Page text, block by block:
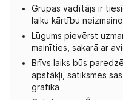
Grupas vadītājs ir
laiku kārtību
Lūgums pievērst
mainīties, sakarā ar
Brīvs laiks būs
apstākļi, satiksmes
grafika